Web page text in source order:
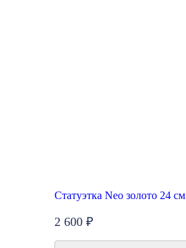
Статуэтка Neo золото 24 см
2 600 ₽